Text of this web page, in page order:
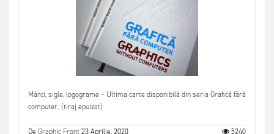
Mărci, sigle, logograme – Ultima carte disponibilă din seria Grafică fără
computer. (tiraj epuizat)
DeGraphic Front23 Aprilie, 2020 5240